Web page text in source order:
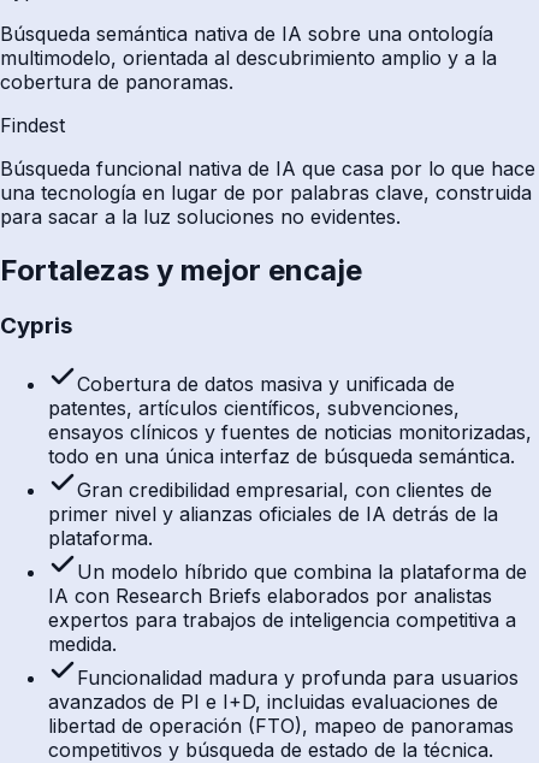
Búsqueda semántica nativa de IA sobre una ontología
multimodelo, orientada al descubrimiento amplio y a la
cobertura de panoramas.
Findest
Búsqueda funcional nativa de IA que casa por lo que hace
una tecnología en lugar de por palabras clave, construida
para sacar a la luz soluciones no evidentes.
Fortalezas y mejor encaje
Cypris
Cobertura de datos masiva y unificada de
patentes, artículos científicos, subvenciones,
ensayos clínicos y fuentes de noticias monitorizadas,
todo en una única interfaz de búsqueda semántica.
Gran credibilidad empresarial, con clientes de
primer nivel y alianzas oficiales de IA detrás de la
plataforma.
Un modelo híbrido que combina la plataforma de
IA con Research Briefs elaborados por analistas
expertos para trabajos de inteligencia competitiva a
medida.
Funcionalidad madura y profunda para usuarios
avanzados de PI e I+D, incluidas evaluaciones de
libertad de operación (FTO), mapeo de panoramas
competitivos y búsqueda de estado de la técnica.